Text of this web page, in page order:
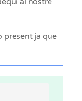
al nostre
present ja que